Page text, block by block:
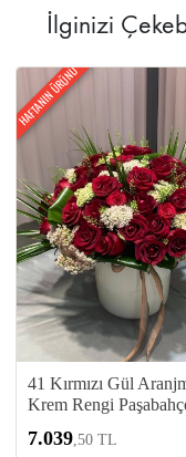
İlginizi
HAFTANIN ÜRÜNÜ
41 Kırmızı Gül
Krem Rengi
7.039 ,50 TL